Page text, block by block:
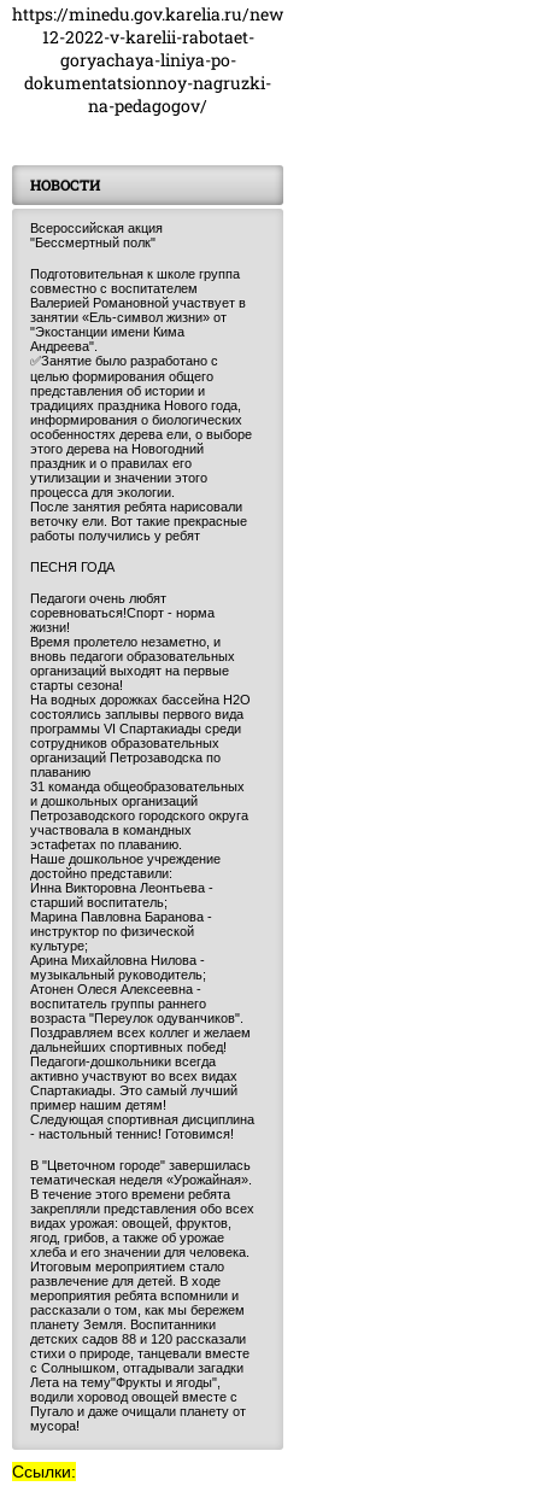
https://minedu.gov.karelia.ru/news/23-
12-2022-v-karelii-rabotaet-
goryachaya-liniya-po-
dokumentatsionnoy-nagruzki-
na-pedagogov/
НОВОСТИ
Всероссийская акция
"Бессмертный полк"
Подготовительная к школе группа
совместно с воспитателем
Валерией Романовной участвует в
занятии «Ель-символ жизни» от
"Экостанции имени Кима
Андреева".
✅Занятие было разработано с
целью формирования общего
представления об истории и
традициях праздника Нового года,
информирования о биологических
особенностях дерева ели, о выборе
этого дерева на Новогодний
праздник и о правилах его
утилизации и значении этого
процесса для экологии.
После занятия ребята нарисовали
веточку ели. Вот такие прекрасные
работы получились у ребят
ПЕСНЯ ГОДА
Педагоги очень любят
соревноваться!Спорт - норма
жизни!
Время пролетело незаметно, и
вновь педагоги образовательных
организаций выходят на первые
старты сезона!
На водных дорожках бассейна H2O
состоялись заплывы первого вида
программы VI Спартакиады среди
сотрудников образовательных
организаций Петрозаводска по
плаванию
31 команда общеобразовательных
и дошкольных организаций
Петрозаводского городского округа
участвовала в командных
эстафетах по плаванию.
Наше дошкольное учреждение
достойно представили:
Инна Викторовна Леонтьева -
старший воспитатель;
Марина Павловна Баранова -
инструктор по физической
культуре;
Арина Михайловна Нилова -
музыкальный руководитель;
Атонен Олеся Алексеевна -
воспитатель группы раннего
возраста "Переулок одуванчиков".
Поздравляем всех коллег и желаем
дальнейших спортивных побед!
Педагоги-дошкольники всегда
активно участвуют во всех видах
Спартакиады. Это самый лучший
пример нашим детям!
Следующая спортивная дисциплина
- настольный теннис! Готовимся!
В "Цветочном городе" завершилась
тематическая неделя «Урожайная».
В течение этого времени ребята
закрепляли представления обо всех
видах урожая: овощей, фруктов,
ягод, грибов, а также об урожае
хлеба и его значении для человека.
Итоговым мероприятием стало
развлечение для детей. В ходе
мероприятия ребята вспомнили и
рассказали о том, как мы бережем
планету Земля. Воспитанники
детских садов 88 и 120 рассказали
стихи о природе, танцевали вместе
с Солнышком, отгадывали загадки
Лета на тему"Фрукты и ягоды",
водили хоровод овощей вместе с
Пугало и даже очищали планету от
мусора!
Ссылки: